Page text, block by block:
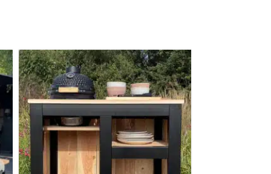
helpen om de goederen op de juiste plek te
locatie te komen, dan dien je dit zelf en op